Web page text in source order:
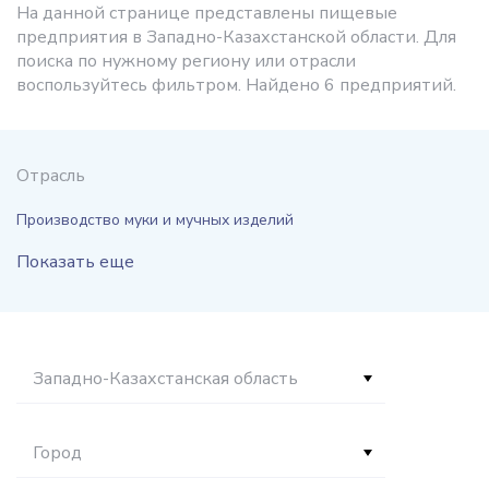
На данной странице представлены пищевые
предприятия в Западно-Казахстанской области. Для
поиска по нужному региону или отрасли
воспользуйтесь фильтром. Найдено 6 предприятий.
Отрасль
Производство муки и мучных изделий
Показать еще
Западно-Казахстанская область
Город